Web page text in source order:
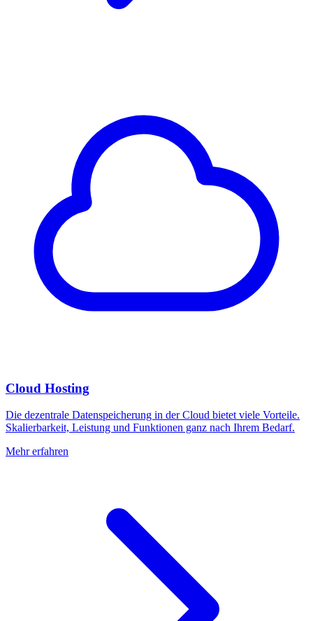
Cloud Hosting
Die dezentrale Datenspeicherung in der Cloud bietet viele Vorteile.
Skalierbarkeit, Leistung und Funktionen ganz nach Ihrem Bedarf.
Mehr erfahren